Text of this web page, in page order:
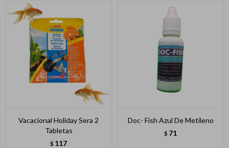
Vacacional Holiday Sera 2
Tabletas
$ 117
Doc- Fish Azul De Metileno
$ 71